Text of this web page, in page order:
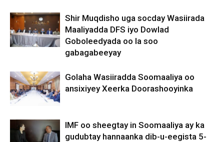
Shir Muqdisho uga socday Wasiirada
Maaliyadda DFS iyo Dowlad
Goboleedyada oo la soo
gabagabeeyay
Golaha Wasiiradda Soomaaliya oo
ansixiyey Xeerka Doorashooyinka
IMF oo sheegtay in Soomaaliya ay ka
gudubtay hannaanka dib-u-eegista 5-